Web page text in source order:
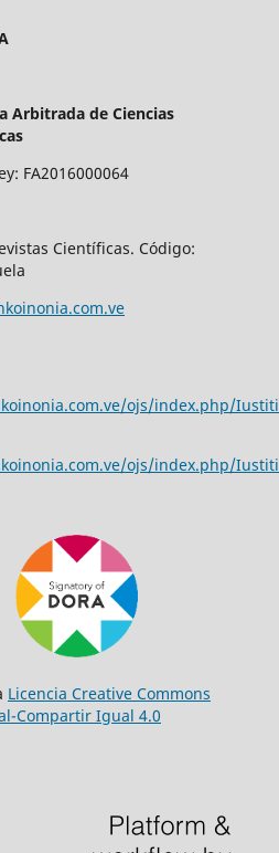
Arbitrada de Ciencias
FA2016000064
Científicas. Código:
ojs/index.php/
ojs/index.php/
Licencia Creative Commons
Compartir Igual 4.0